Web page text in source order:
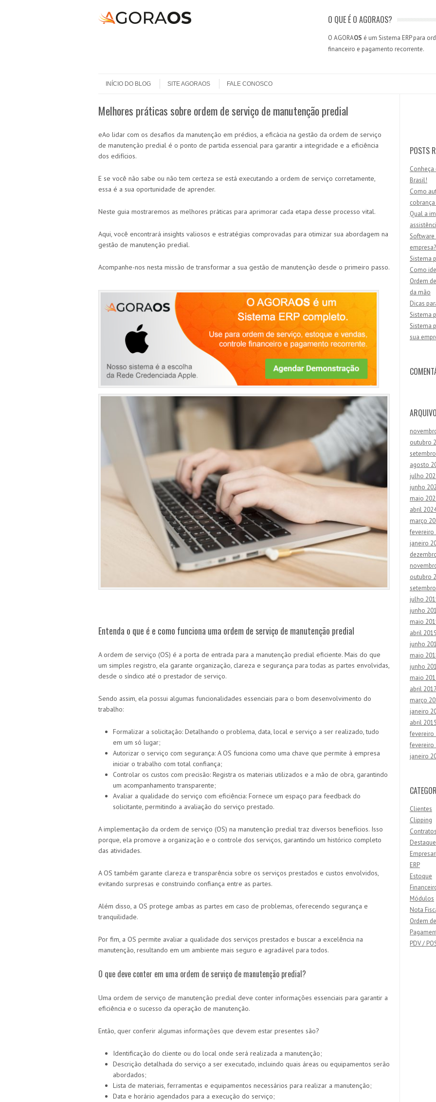
O QUE É O AGORAOS?
O AGORAOS é um Sistema ERP para
financeiro e pagamento recorrente.
Menu
INÍCIO DO BLOG
SITE AGORAOS FALE CONOSCO
Melhores práticas sobre ordem de serviço de manutenção predial
eAo lidar com os desafios da manutenção em prédios, a eficácia na gestão da ordem de serviço
de manutenção predial é o ponto de partida essencial para garantir a integridade e a eficiência
dos edifícios.
E se você não sabe ou não tem certeza se está executando a ordem de serviço corretamente,
essa é a sua oportunidade de aprender.
Neste guia mostraremos as melhores práticas para aprimorar cada etapa desse processo vital.
Aqui, você encontrará insights valiosos e estratégias comprovadas para otimizar sua abordagem na
gestão de manutenção predial.
Acompanhe-nos nesta missão de transformar a sua gestão de manutenção desde o primeiro passo.
Entenda o que é e como funciona uma ordem de serviço de manutenção predial
A ordem de serviço (OS) é a porta de entrada para a manutenção predial eficiente. Mais do que
um simples registro, ela garante organização, clareza e segurança para todas as partes envolvidas,
desde o síndico até o prestador de serviço.
Sendo assim, ela possui algumas funcionalidades essenciais para o bom desenvolvimento do
trabalho:
Formalizar a solicitação: Detalhando o problema, data, local e serviço a ser realizado, tudo
em um só lugar;
Autorizar o serviço com segurança: A OS funciona como uma chave que permite à empresa
iniciar o trabalho com total confiança;
Controlar os custos com precisão: Registra os materiais utilizados e a mão de obra, garantindo
um acompanhamento transparente;
Avaliar a qualidade do serviço com eficiência: Fornece um espaço para feedback do
solicitante, permitindo a avaliação do serviço prestado.
A implementação da ordem de serviço (OS) na manutenção predial traz diversos benefícios. Isso
porque, ela promove a organização e o controle dos serviços, garantindo um histórico completo
das atividades.
A OS também garante clareza e transparência sobre os serviços prestados e custos envolvidos,
evitando surpresas e construindo confiança entre as partes.
Além disso, a OS protege ambas as partes em caso de problemas, oferecendo segurança e
tranquilidade.
Por fim, a OS permite avaliar a qualidade dos serviços prestados e buscar a excelência na
manutenção, resultando em um ambiente mais seguro e agradável para todos.
O que deve conter em uma ordem de serviço de manutenção predial?
Uma ordem de serviço de manutenção predial deve conter informações essenciais para garantir a
eficiência e o sucesso da operação de manutenção.
Então, quer conferir algumas informações que devem estar presentes são?
Identificação do cliente ou do local onde será realizada a manutenção;
Descrição detalhada do serviço a ser executado, incluindo quais áreas ou equipamentos serão
abordados;
Lista de materiais, ferramentas e equipamentos necessários para realizar a manutenção;
Data e horário agendados para a execução do serviço;
POSTS
Brasil!
Como
cobrança
Qual a
Software
empresa?
Sistema
Como
Ordem
da mão
Dicas
Sistema
Sistema
sua
outubro
agosto
julho
junho
maio
abril
março
fevereiro
janeiro
outubro
julho
junho
maio
abril
junho
maio
junho
maio
abril 2017
março
janeiro
abril 2015
fevereiro
fevereiro
janeiro
Clientes
Clipping
Contratos
ERP
Estoque
Módulos
Nota
Ordem
PDV /